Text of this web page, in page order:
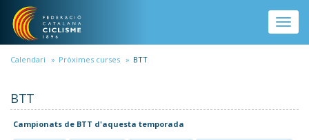
Vés al contingut
Toggle
Calendari Pròximes curses BTT
BTT
Campionats de BTT d'aquesta temporada